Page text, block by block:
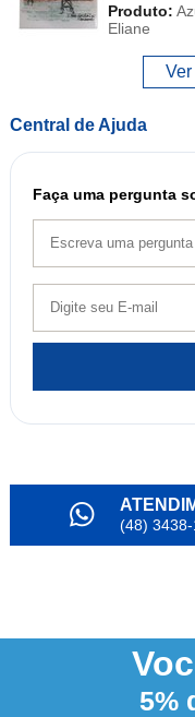
Produto:
Eliane
Central de Ajuda
Faça uma pergunta
(48)
NOSSO
3%
5%